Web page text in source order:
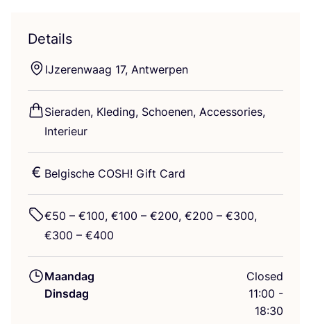
Details
IJze­ren­waag 17, Antwerpen
Sie­ra­den, Kle­ding, Schoe­nen, Acces­so­ries,
Interieur
Bel­gi­sche COSH! Gift Card
€50 – €100, €100 – €200, €200 – €300,
€300 – €400
Maandag
Closed
Dinsdag
11:00 -
18:30